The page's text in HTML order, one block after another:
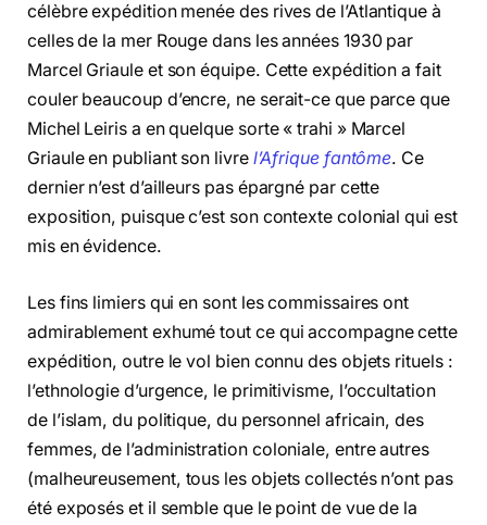
célèbre expédition menée des rives de l’Atlantique à
celles de la mer Rouge dans les années 1930 par
Marcel Griaule et son équipe. Cette expédition a fait
couler beaucoup d’encre, ne serait-ce que parce que
Michel Leiris a en quelque sorte « trahi » Marcel
Griaule en publiant son livre l’Afrique fantôme. Ce
dernier n’est d’ailleurs pas épargné par cette
exposition, puisque c’est son contexte colonial qui est
mis en évidence.
Les fins limiers qui en sont les commissaires ont
admirablement exhumé tout ce qui accompagne cette
expédition, outre le vol bien connu des objets rituels :
l’ethnologie d’urgence, le primitivisme, l’occultation
de l’islam, du politique, du personnel africain, des
femmes, de l’administration coloniale, entre autres
(malheureusement, tous les objets collectés n’ont pas
été exposés et il semble que le point de vue de la